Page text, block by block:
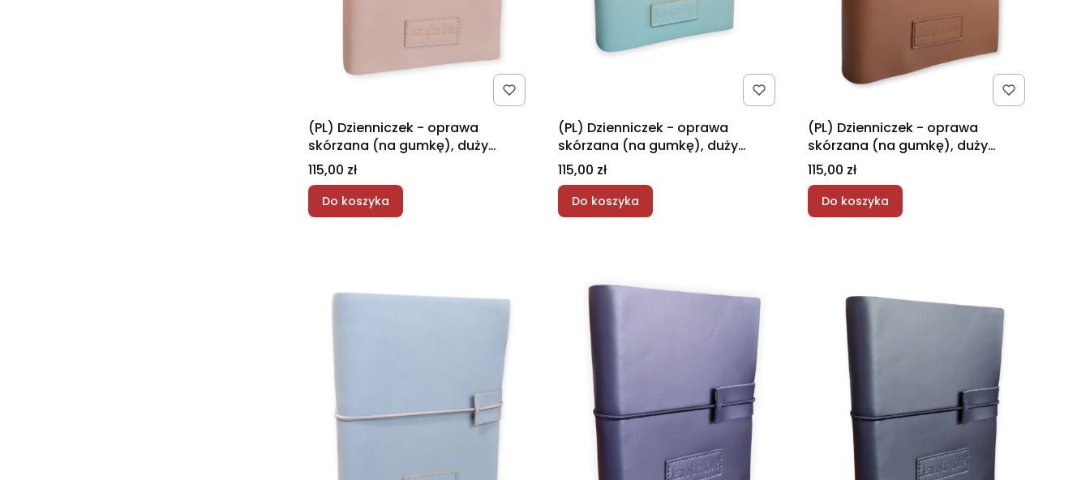
(PL) Dzienniczek - oprawa
skórzana (na gumkę), duży
format - pudrowy róż
Cena
115,00 zł
Do koszyka
(PL) Dzienniczek - oprawa
skórzana (na gumkę), duży
format - miętowy
Cena
115,00 zł
Do koszyka
(PL) Dzienniczek - oprawa
skórzana (na gumkę), duży
format - jasny brąz
Cena
115,00 zł
Do koszyka